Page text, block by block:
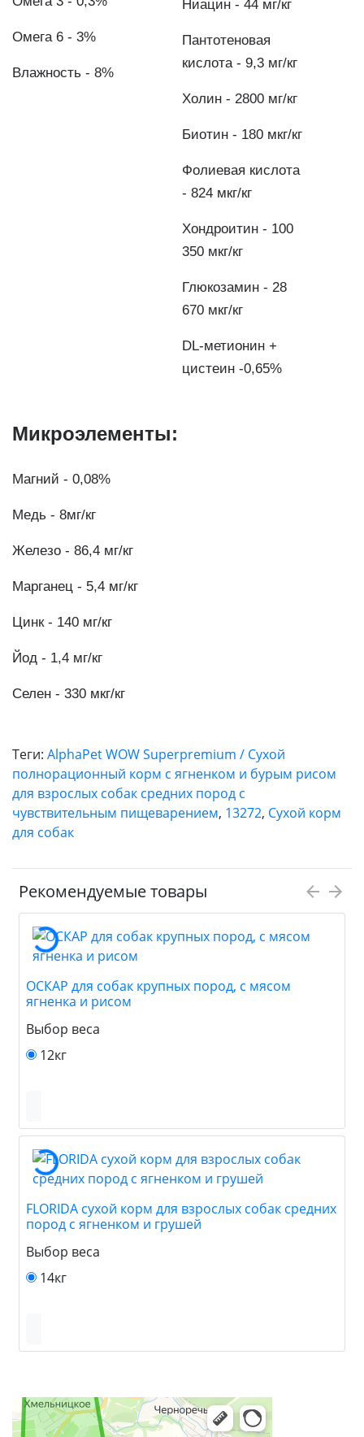
Омега 6 - 3%
Влажность - 8%
Ниацин - 44 мг/кг
Пантотеновая
кислота - 9,3 мг/кг
Холин - 2800 мг/кг
Биотин - 180 мкг/кг
Фолиевая кислота
- 824 мкг/кг
Хондроитин - 100
350 мкг/кг
Глюкозамин - 28
670 мкг/кг
DL-метионин +
цистеин -0,65%
Микроэлементы:
Магний - 0,08%
Медь - 8мг/кг
Железо - 86,4 мг/кг
Марганец - 5,4 мг/кг
Цинк - 140 мг/кг
Йод - 1,4 мг/кг
Селен - 330 мкг/кг
Теги: AlphaPet WOW Superpremium / Сухой
полнорационный корм с ягненком и бурым рисом
для взрослых собак средних пород с
чувствительным пищеварением, 13272, Сухой корм
для собак
Рекомендуемые товары
ОСКАР для собак крупных пород, с мясом
ягненка и рисом
Выбор веса
12кг
FLORIDA сухой корм для взрослых собак средних
пород с ягненком и грушей
Выбор веса
14кг